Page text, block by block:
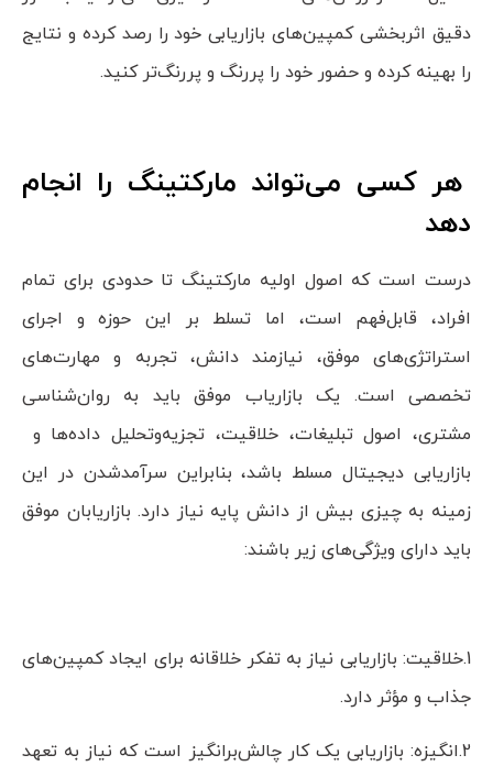
دقیق اثربخشی کمپین‌های بازاریابی خود را رصد کرده و نتایج
را بهینه کرده و حضور خود را پررنگ‌ و پررنگ‌تر کنید.
هر کسی می‌تواند مارکتینگ را انجام
دهد
درست است که اصول اولیه مارکتینگ تا حدودی برای تمام
افراد، قابل‌فهم است، اما تسلط بر این حوزه و اجرای
استراتژی‌های موفق، نیازمند دانش، تجربه و مهارت‌های
تخصصی است. یک بازاریاب موفق باید به روان‌شناسی
مشتری، اصول تبلیغات، خلاقیت، تجزیه‌وتحلیل داده‌ها و
بازاریابی دیجیتال مسلط باشد، بنابراین سرآمدشدن در این
زمینه به چیزی بیش از دانش پایه نیاز دارد. بازاریابان موفق
باید دارای ویژگی‌های زیر باشند:
1.خلاقیت: بازاریابی نیاز به تفکر خلاقانه برای ایجاد کمپین‌های
جذاب و مؤثر دارد.
2.انگیزه: بازاریابی یک کار چالش‌برانگیز است که نیاز به تعهد